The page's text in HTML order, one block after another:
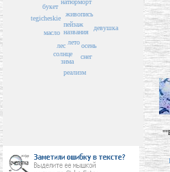
пейзаж
названия
живопись
лето
натюрморт
солнце
лес
зима
осень
букет
масло
снег
tegicheskie
реализм
девушка